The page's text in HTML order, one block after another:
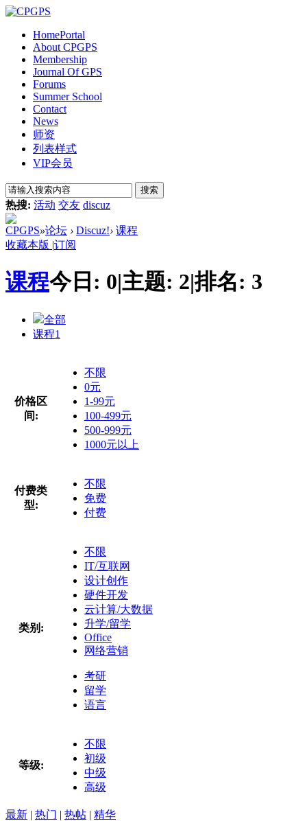
HomePortal
About CPGPS
Membership
Journal Of GPS
Forums
Summer School
Contact
News
师资
列表样式
VIP会员
搜索
热搜: 活动 交友 discuz
CPGPS»论坛 › Discuz!› 课程
收藏本版 |订阅
课程今日: 0|主题: 2|排名: 3
全部
课程1
价格区
间:
不限
0元
1-99元
100-499元
500-999元
1000元以上
付费类
型:
不限
免费
付费
类别:
不限
IT/互联网
设计创作
硬件开发
云计算/大数据
升学/留学
Office
网络营销
考研
留学
语言
等级:
不限
初级
中级
高级
最新 | 热门 | 热帖 | 精华